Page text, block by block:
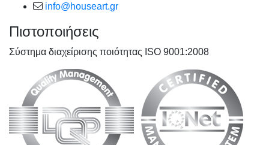
info@houseart.gr
Πιστοποιήσεις
Σύστημα διαχείρισης ποιότητας ISO 9001:2008